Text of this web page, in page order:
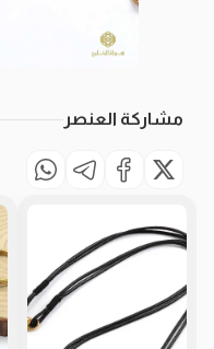
مشاركة العنصر